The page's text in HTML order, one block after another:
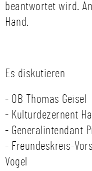
beantwortet wird.
Hand.
Es diskutieren
- OB Thomas Geisel
- Kulturdezernent
- Generalintendant
- Freundeskreis-
Vogel